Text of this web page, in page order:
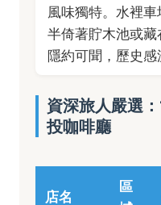
風味獨特。水裡
半倚著貯木池或
隱約可聞，歷史感
資深旅人嚴選
投咖啡廳
店名
區